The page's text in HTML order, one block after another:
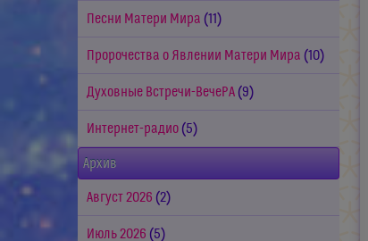
Песни Матери Мира (11)
Пророчества о Явлении Матери Мира (10)
Духовные Встречи-ВечеРА (9)
Интернет-радио (5)
Архив
Август 2026 (2)
Июль 2026 (5)